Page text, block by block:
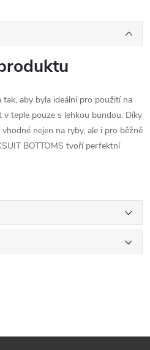
tak, aby byla ideální pro použití na
v teple pouze s lehkou bundou. Díky
nejen na ryby, ale i pro běžně
BOTTOMS tvoří perfektní